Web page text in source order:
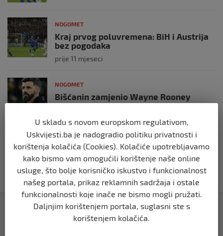
NOGOMET
Kraj prvog poluvremena: BiH i Austrija
bez pogodaka
prije 11 mjeseci
NOGOMET
Bišćanin zamjenio Wayne Rooney
NOGOMET
Godišnjica smrti najboljeg fudbalera
Njemačke svih vremena
prije 2 godine
Izdvojeno
U skladu s novom europskom regulativom,
Uskvijesti.ba je nadogradio politiku privatnosti i
korištenja kolačića (Cookies). Kolačiće upotrebljavamo
kako bismo vam omogućili korištenje naše online
usluge, što bolje korisničko iskustvo i funkcionalnost
našeg portala, prikaz reklamnih sadržaja i ostale
funkcionalnosti koje inače ne bismo mogli pružati.
Daljnjim korištenjem portala, suglasni ste s
korištenjem kolačića.